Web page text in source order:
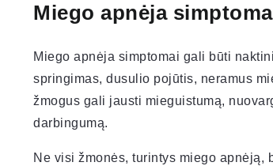
Miego apnėja
Miego apnėja simptomai gali būti
springimas, dusulio pojūtis, neramus
žmogus gali jausti mieguistumą,
darbingumą.
Ne visi žmonės, turintys miego apnėją,